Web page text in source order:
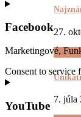
27.
7. júla
Facebook
Marketingové,
Consent to service
YouTube